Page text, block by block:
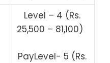
Level – 4 (Rs.
25,500 – 81,100)
PayLevel- 5 (Rs.